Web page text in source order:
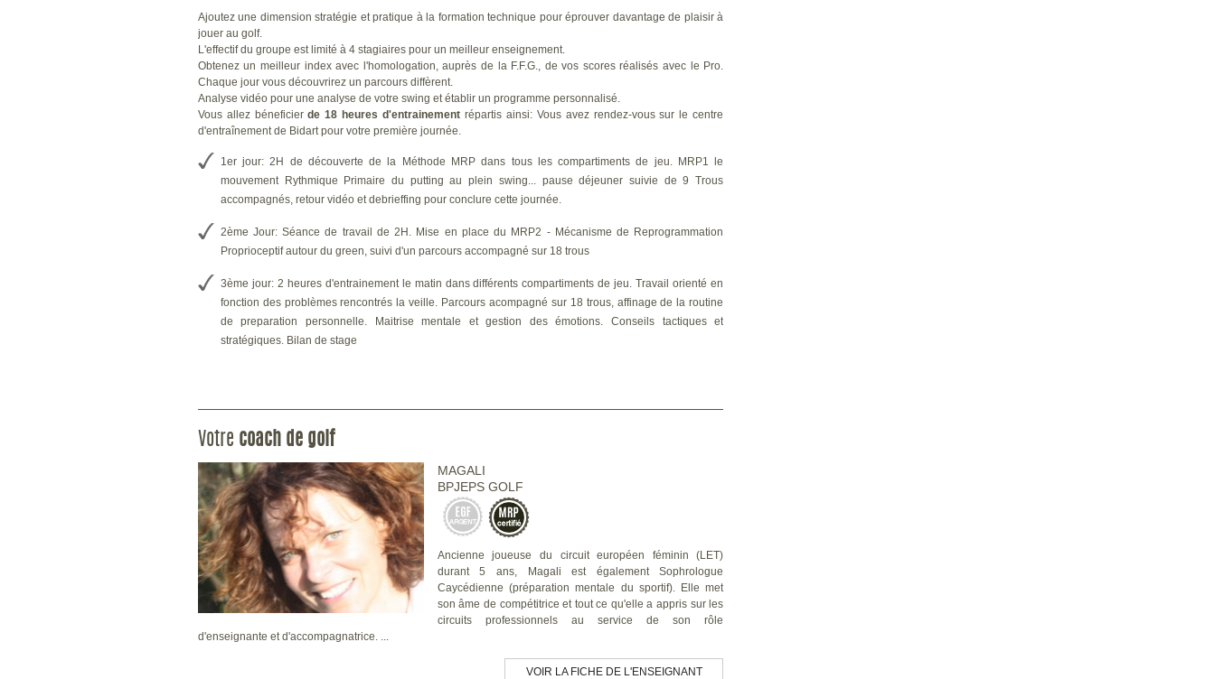
Ajoutez une dimension stratégie et pratique à la formation technique pour éprouver davantage de plaisir à
jouer au golf.
L'effectif du groupe est limité à 4 stagiaires pour un meilleur enseignement.
Obtenez un meilleur index avec l'homologation, auprès de la F.F.G., de vos scores réalisés avec le Pro.
Chaque jour vous découvrirez un parcours diffèrent.
Analyse vidéo pour une analyse de votre swing et établir un programme personnalisé.
Vous allez béneficierde 18 heures d'entrainement répartis ainsi: Vous avez rendez-vous sur le centre
d'entraînement de Bidart pour votre première journée.
1er jour: 2H de découverte de la Méthode MRP dans tous les compartiments de jeu. MRP1 le
mouvement Rythmique Primaire du putting au plein swing... pause déjeuner suivie de 9 Trous
accompagnés, retour vidéo et debrieffing pour conclure cette journée.
2ème Jour: Séance de travail de 2H. Mise en place du MRP2 - Mécanisme de Reprogrammation
Proprioceptif autour du green, suivi d'un parcours accompagné sur 18 trous
3ème jour: 2 heures d'entrainement le matin dans différents compartiments de jeu. Travail orienté en
fonction des problèmes rencontrés la veille. Parcours acompagné sur 18 trous, affinage de la routine
de preparation personnelle. Maitrise mentale et gestion des émotions. Conseils tactiques et
stratégiques. Bilan de stage
Votre coach de golf
MAGALI
BPJEPS GOLF
Ancienne joueuse du circuit européen féminin (LET)
durant 5 ans, Magali est également Sophrologue
Caycédienne (préparation mentale du sportif). Elle met
son âme de compétitrice et tout ce qu'elle a appris sur les
circuits professionnels au service de son rôle
d'enseignante et d'accompagnatrice. ...
VOIR LA FICHE DE L'ENSEIGNANT